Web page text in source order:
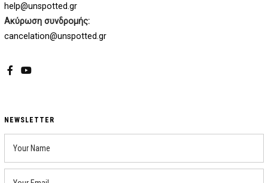
help@unspotted.gr
Ακύρωση συνδρομής:
cancelation@unspotted.gr
NEWSLETTER